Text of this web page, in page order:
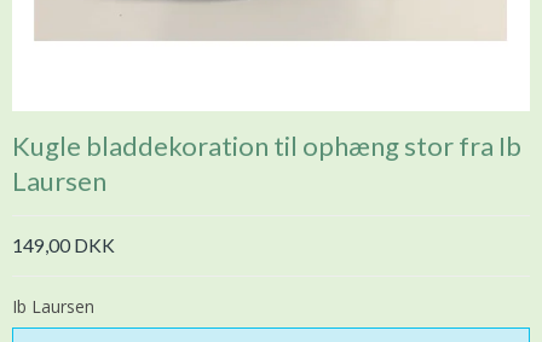
Kugle bladdekoration til ophæng stor fra Ib
Laursen
149,00 DKK
Ib Laursen